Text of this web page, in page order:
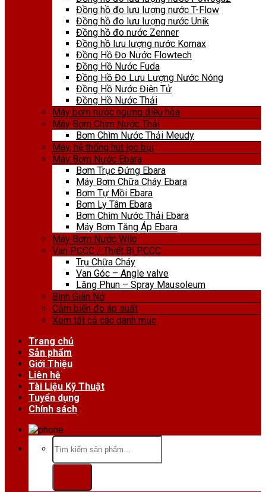
Đồng hồ đo lưu lượng nước T-Flow
Đồng hồ đo lưu lượng nước Unik
Đồng hồ đo nước Zenner
Đồng hồ lưu lượng nước Komax
Đồng Hồ Đo Nước Flowtech
Đồng Hồ Nước Fuda
Đồng Hồ Đo Lưu Lượng Nước Nóng
Đồng Hồ Nước Điện Tử
Đồng Hồ Nước Thải
Máy bơm nước ngưng điều hòa
Máy Bơm Chìm Nước Thải
Bơm Chìm Nước Thải Meudy
Máy, hệ thống hút lọc bụi
Máy Bơm Nước Ebara
Bơm Trục Đứng Ebara
Máy Bơm Chữa Cháy Ebara
Bơm Tự Mồi Ebara
Bơm Ly Tâm Ebara
Bơm Chìm Nước Thải Ebara
Máy Bơm Tăng Áp Ebara
Máy Bơm Nước Wilo
Van PCCC / Thiết Bị PCCC
Trụ Chữa Cháy
Van Góc – Angle valve
Lăng Phun – Spray Mausoleum
Bình Giãn Nở
Cảm biến đo áp suất
Xem tất cả các danh mục
Trang chủ
Sản phẩm
Giới Thiệu
Liên hệ
Tài Liệu Kỹ Thuật
Tuyển dụng
Chính sách
Tìm
kiếm: